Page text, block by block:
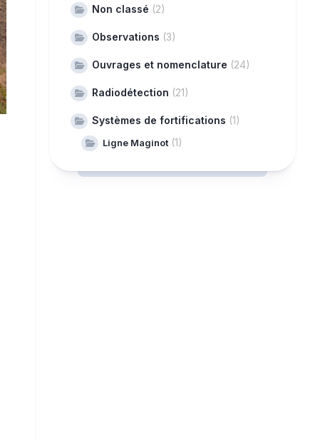
Non classé (2)
Observations (3)
Ouvrages et nomenclature (24)
Radiodétection (21)
Systèmes de fortifications (1)
Ligne Maginot(1)